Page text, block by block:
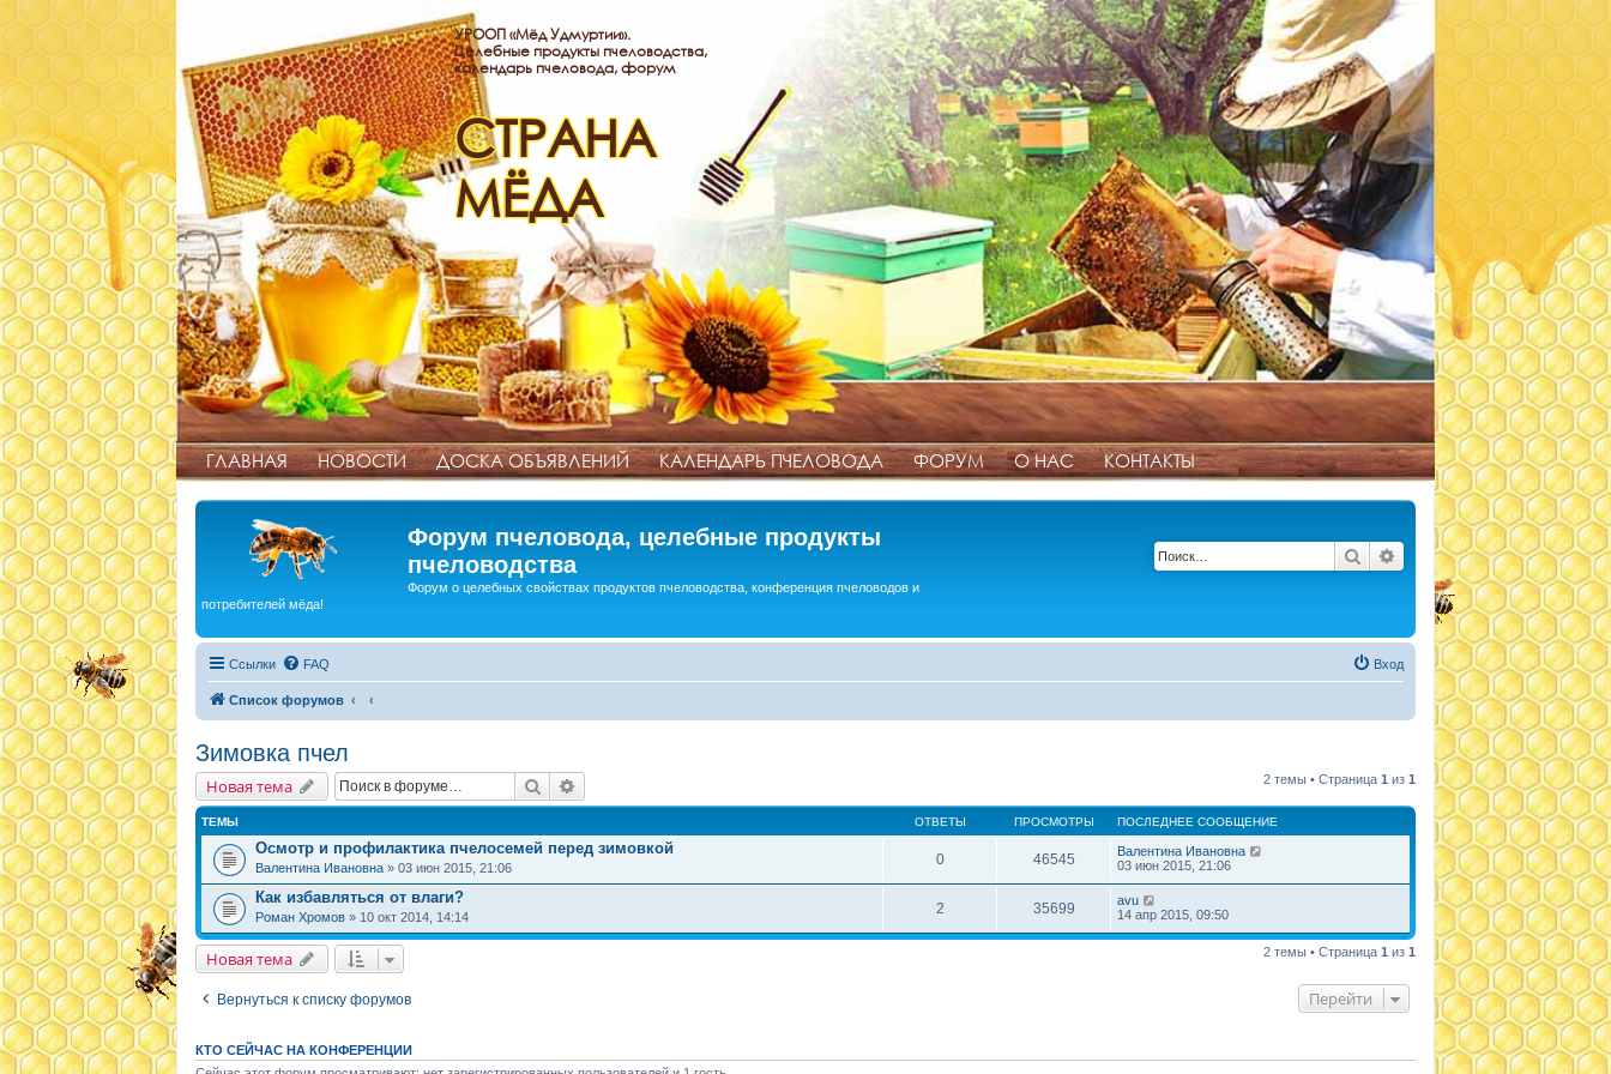
УРООП «Мёд Удмуртии».
Целебные продукты пчеловодства,
календарь пчеловода, форум
СТРАНА
МЁДА
ГЛАВНАЯ НОВОСТИ ДОСКА ОБЪЯВЛЕНИЙ КАЛЕНДАРЬ ПЧЕЛОВОДА ФОРУМ О НАС КОНТАКТЫ
Форум пчеловода, целебные продукты
пчеловодства
Форум о целебных свойствах продуктов пчеловодства, конференция пчеловодов и
потребителей мёда!
Поиск Расширенный поиск
Ссылки FAQ Вход
Список форумов
Зимовка пчел
Новая тема Поиск 2 темы • Страница 1 из 1
ТЕМЫ ОТВЕТЫ ПРОСМОТРЫ ПОСЛЕДНЕЕ СООБЩЕНИЕ
Осмотр и профилактика пчелосемей перед зимовкой
Валентина Ивановна » 03 июн 2015, 21:06
0 46545
Валентина Ивановна
03 июн 2015, 21:06
Как избавляться от влаги?
Роман Хромов » 10 окт 2014, 14:14
2 35699
avu
14 апр 2015, 09:50
Новая тема 2 темы • Страница 1 из 1
Вернуться к списку форумов Перейти
КТО СЕЙЧАС НА КОНФЕРЕНЦИИ